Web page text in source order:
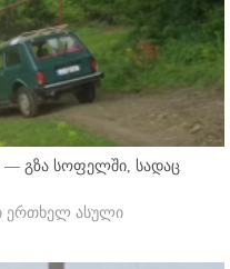
— გზა სოფელში, სადაც
ერთხელ ასული